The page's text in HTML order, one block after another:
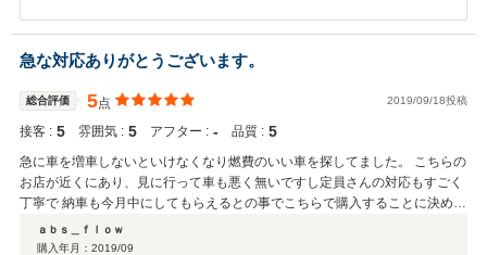
わらさせて頂き私どもも大変嬉しく、最後までお付き合いさせて頂き
ました。 お車の方も満足していただけたようで安心いたしました。 今
後も長く乗られるとの事でしたので定期的に点検やオイル交換などが
必要になってまいりますので その辺のアフターフォローもしっかりと
急な対応ありがとうございます。
総合評価 5点 2019/09/18投稿
接客 : 5 雰囲気 : 5 アフター : ‐ 品質 : 5
急に車を増車しないといけなくなり燃費のいい車を探してました。 こちらの
お店が近くにあり、見に行って車も悪く無いですし定員さんの対応もすごく
丁寧で 納車も今月中にしてもらえるとの事でこちらで購入することに決めま
した。 ご対応が早くこちらとしてもとても助かります。 これからも是非よ
ろしくお願いいたします。
ａｂｓ＿ｆｌｏｗ
購入年月： 2019/09